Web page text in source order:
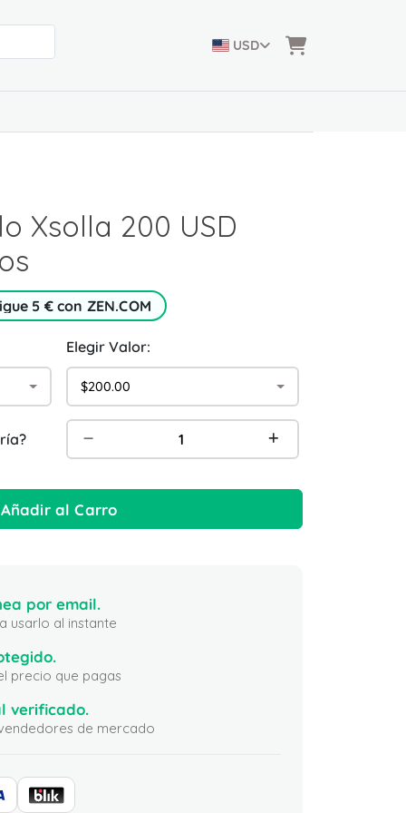
USD
Xsolla 200 USD
5 € con ZEN.COM
Elegir Valor:
$200.00
Añadir al Carro
por email.
usarlo al instante
precio que pagas
verificado.
de mercado